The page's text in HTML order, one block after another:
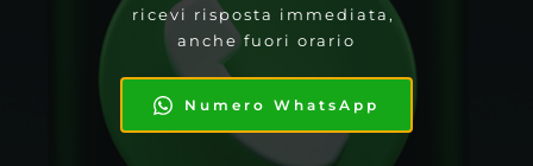
ricevi risposta immediata,
anche fuori orario
Numero WhatsApp